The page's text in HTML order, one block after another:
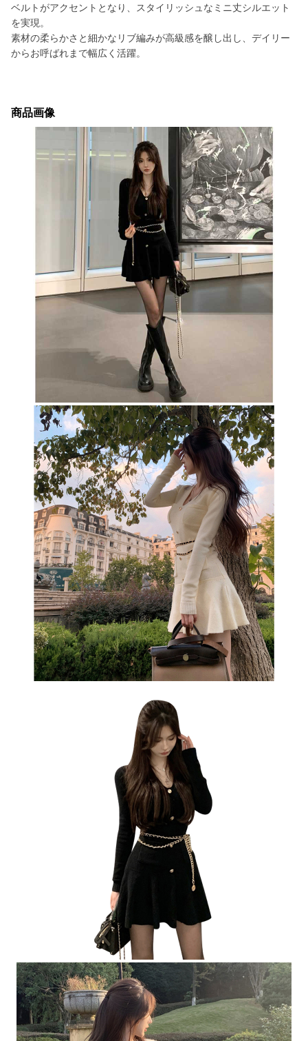
ベルトがアクセントとなり、スタイリッシュなミニ丈シルエット
を実現。
素材の柔らかさと細かなリブ編みが高級感を醸し出し、デイリー
からお呼ばれまで幅広く活躍。
商品画像